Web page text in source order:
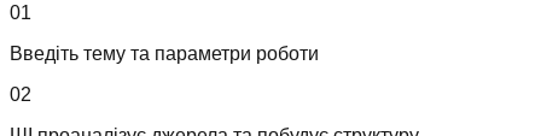
01
Введіть тему та параметри роботи
02